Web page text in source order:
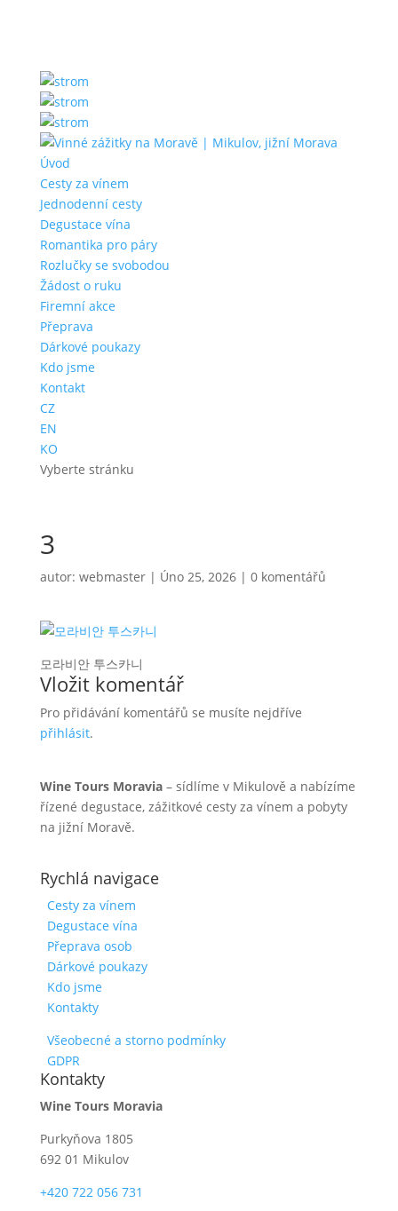
Úvod
Cesty za vínem
Jednodenní cesty
Degustace vína
Romantika pro páry
Rozlučky se svobodou
Žádost o ruku
Firemní akce
Přeprava
Dárkové poukazy
Kdo jsme
Kontakt
CZ
EN
KO
Vyberte stránku
3
autor: webmaster| Úno 25, 2026| 0 komentářů
모라비안 투스카니
Vložit komentář
Pro přidávání komentářů se musíte nejdříve
přihlásit.
Wine Tours Moravia– sídlíme v Mikulově a nabízíme
řízené degustace, zážitkové cesty za vínem a pobyty
na jižní Moravě.
Rychlá navigace
Cesty za vínem
Degustace vína
Přeprava osob
Dárkové poukazy
Kdo jsme
Kontakty
Všeobecné a storno podmínky
GDPR
Kontakty
Wine Tours Moravia
Purkyňova 1805
692 01 Mikulov
+420 722 056 731